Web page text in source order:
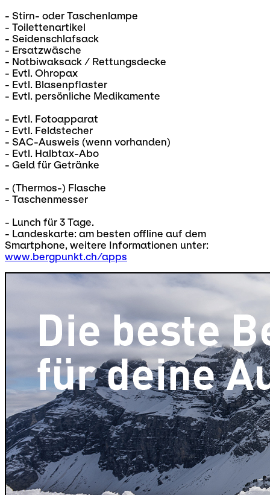
- Stirn- oder Taschenlampe
- Toilettenartikel
- Seidenschlafsack
- Ersatzwäsche
- Notbiwaksack / Rettungsdecke
- Evtl. Ohropax
- Evtl. Blasenpflaster
- Evtl. persönliche Medikamente
- Evtl. Fotoapparat
- Evtl. Feldstecher
- SAC-Ausweis (wenn vorhanden)
- Evtl. Halbtax-Abo
- Geld für Getränke
- (Thermos-) Flasche
- Taschenmesser
- Lunch für 3 Tage.
- Landeskarte: am besten offline auf dem
Smartphone, weitere Informationen unter:
www.bergpunkt.ch/apps